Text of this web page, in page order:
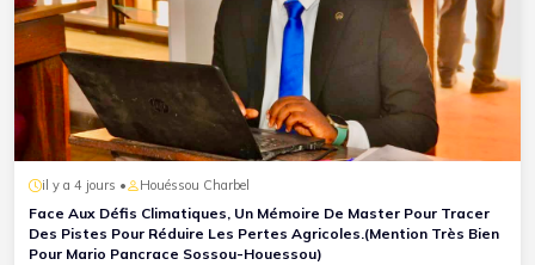
il y a 4 jours • Houéssou Charbel
Face Aux Défis Climatiques, Un Mémoire De Master Pour Tracer
Des Pistes Pour Réduire Les Pertes Agricoles.(Mention Très Bien
Pour Mario Pancrace Sossou-Houessou)